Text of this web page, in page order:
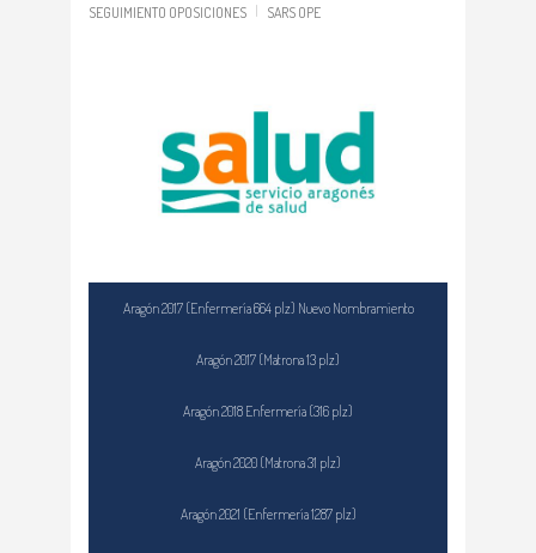
SEGUIMIENTO OPOSICIONES
SARS OPE
Aragón 2017 (Enfermería 664 plz) Nuevo Nombramiento
Aragón 2017 (Matrona 13 plz)
Aragón 2018 Enfermería (316 plz)
Aragón 2020 (Matrona 31 plz)
Aragón 2021 (Enfermería 1287 plz)